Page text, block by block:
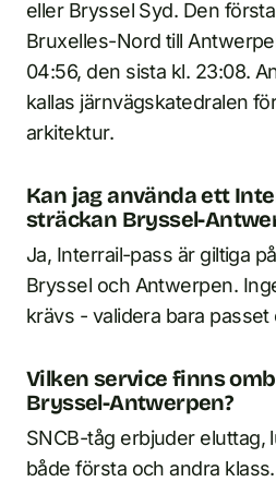
eller Bryssel Syd. Den
Bruxelles-Nord till
04:56, den sista kl. 23:08.
kallas järnvägskatedralen
arkitektur.
Kan jag använda ett
sträckan Bryssel-
Ja, Interrail-pass är giltiga
Bryssel och Antwerpen.
krävs - validera bara
Vilken service finns
Bryssel-Antwerpen?
SNCB-tåg erbjuder eluttag,
både första och andra